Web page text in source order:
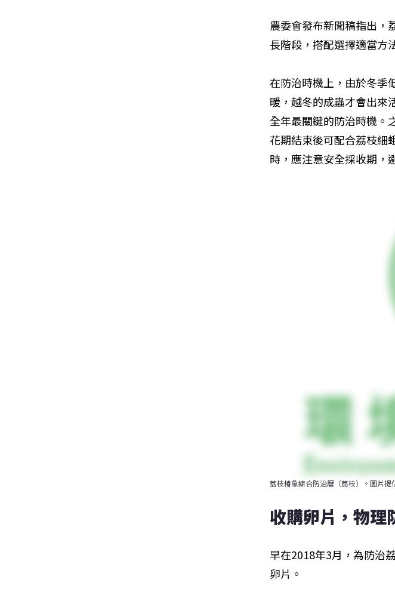
農委會發布新聞稿指出，
長階段，搭配選擇適當方
在防治時機上，由於冬季
暖，越冬的成蟲才會出來
全年最關鍵的防治時機。
花期結束後可配合荔枝細
時，應注意安全採收期，
荔枝椿象綜合防治曆（荔枝）。圖片提
收購卵片，物理
早在2018年3月，為防治
卵片。